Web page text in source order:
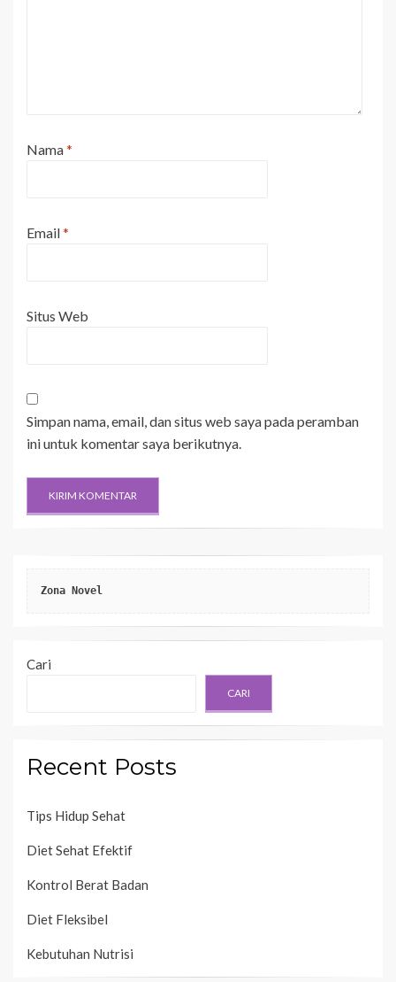
Nama*
Email*
Situs Web
Simpan nama, email, dan situs web saya pada peramban
ini untuk komentar saya berikutnya.
Zona Novel
Cari
CARI
Recent Posts
Tips Hidup Sehat
Diet Sehat Efektif
Kontrol Berat Badan
Diet Fleksibel
Kebutuhan Nutrisi